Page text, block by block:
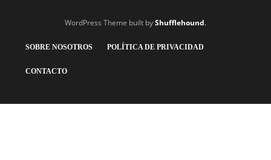
WordPress Theme built byShufflehound.
SOBRE NOSOTROS POLÍTICA DE PRIVACIDAD
CONTACTO